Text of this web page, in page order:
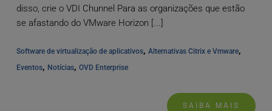
disso, crie o VDI Chunnel Para as organizações que estão
se afastando do VMware Horizon [...]
Software de virtualização de aplicativos, Alternativas Citrix e Vmware
Eventos, Notícias, OVD Enterprise
SAIBA MAIS